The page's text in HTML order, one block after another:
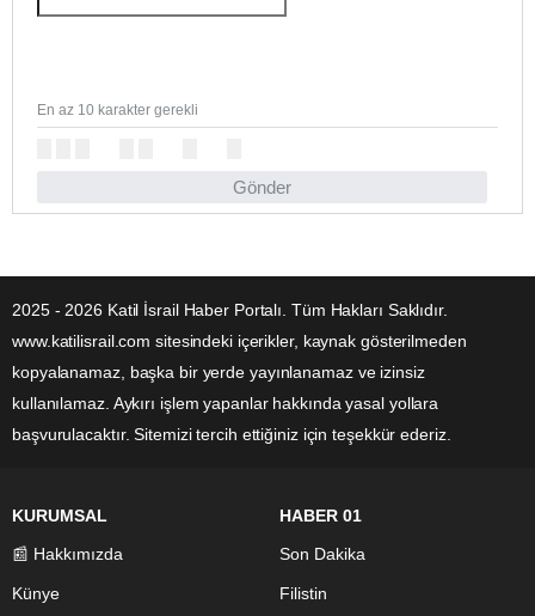
Gönder
En az 10 karakter gerekli
2025 - 2026 Katil İsrail Haber Portalı. Tüm Hakları Saklıdır.
www.katilisrail.com sitesindeki içerikler, kaynak gösterilmeden
kopyalanamaz, başka bir yerde yayınlanamaz ve izinsiz
kullanılamaz. Aykırı işlem yapanlar hakkında yasal yollara
başvurulacaktır. Sitemizi tercih ettiğiniz için teşekkür ederiz.
KURUMSAL
📰 Hakkımızda
Künye
HABER 01
Son Dakika
Filistin